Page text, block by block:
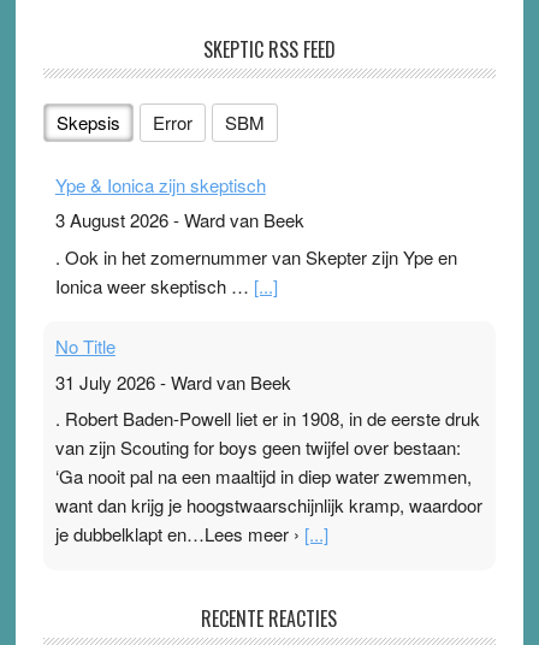
SKEPTIC RSS FEED
Skepsis Error SBM
Ype & Ionica zijn skeptisch
3 August 2026-Ward van Beek
. Ook in het zomernummer van Skepter zijn Ype en
Ionica weer skeptisch … [...]
No Title
31 July 2026-Ward van Beek
. Robert Baden-Powell liet er in 1908, in de eerste druk
van zijn Scouting for boys geen twijfel over bestaan:
‘Ga nooit pal na een maaltijd in diep water zwemmen,
want dan krijg je hoogstwaarschijnlijk kramp, waardoor
je dubbelklapt en…Lees meer › [...]
Ward van Beek
RECENTE REACTIES